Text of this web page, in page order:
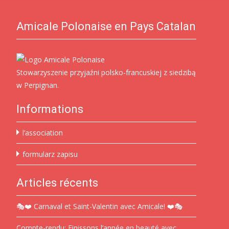
Amicale Polonaise en Pays Catalan
Stowarzyszenie przyjaźni polsko-francuskiej z siedzibą
w Perpignan.
Informations
l’association
formularz zapisu
Articles récents
🎭❤️ Carnaval et Saint-Valentin avec Amicale! ❤️🎭